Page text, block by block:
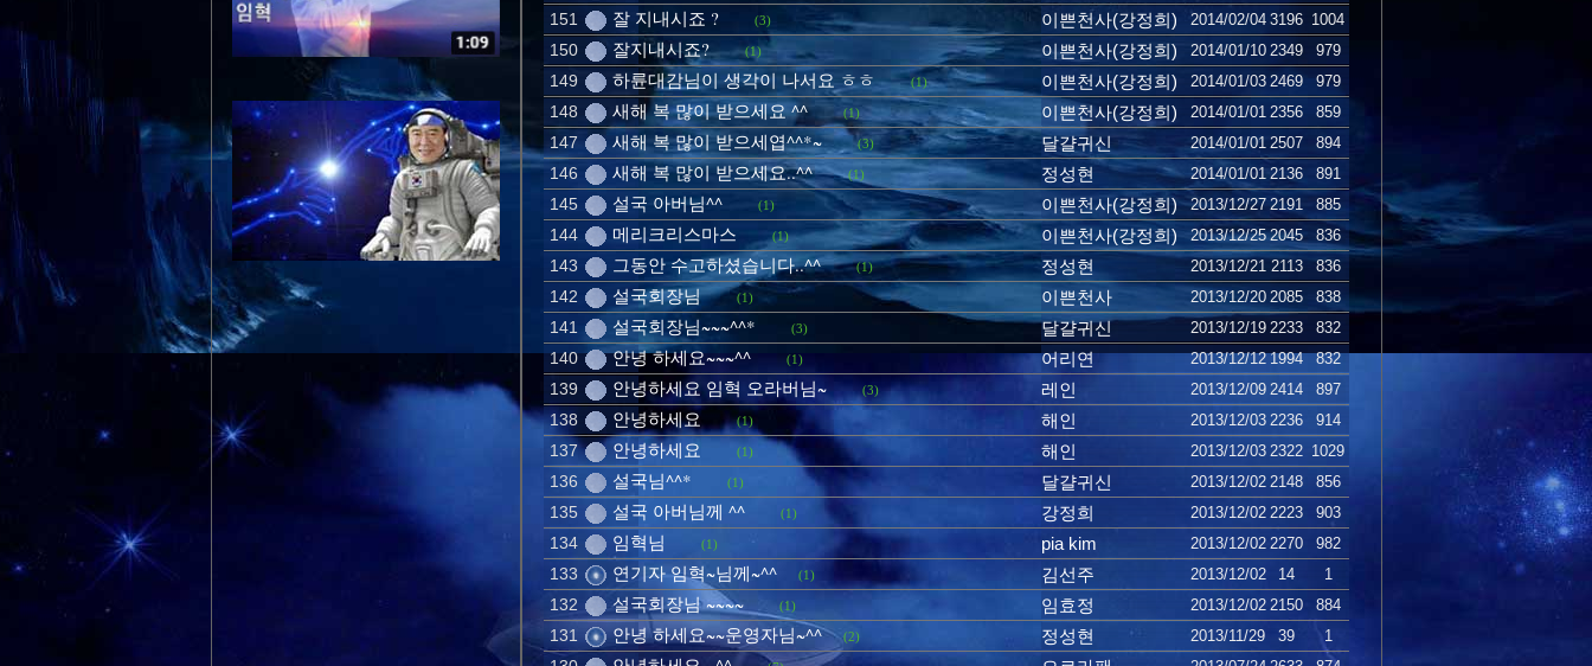
151 잘 지내시죠 ? (3) 이쁜천사(강정희) 2014/02/04 3196 1004
150 잘지내시죠? (1) 이쁜천사(강정희) 2014/01/10 2349 979
149 하륜대감님이 생각이 나서요 ㅎㅎ (1) 이쁜천사(강정희) 2014/01/03 2469 979
148 새해 복 많이 받으세요 ^^ (1) 이쁜천사(강정희) 2014/01/01 2356 859
147 새해 복 많이 받으세엽^^*~ (3) 달걀귀신 2014/01/01 2507 894
146 새해 복 많이 받으세요..^^ (1) 정성현 2014/01/01 2136 891
145 설국 아버님^^ (1) 이쁜천사(강정희) 2013/12/27 2191 885
144 메리크리스마스 (1) 이쁜천사(강정희) 2013/12/25 2045 836
143 그동안 수고하셨습니다..^^ (1) 정성현 2013/12/21 2113 836
142 설국회장님 (1) 이쁜천사 2013/12/20 2085 838
141 설국회장님~~~^^* (3) 달걀귀신 2013/12/19 2233 832
140 안녕 하세요~~~^^ (1) 어리연 2013/12/12 1994 832
139 안녕하세요 임혁 오라버님~ (3) 레인 2013/12/09 2414 897
138 안녕하세요 (1) 해인 2013/12/03 2236 914
137 안녕하세요 (1) 해인 2013/12/03 2322 1029
136 설국님^^* (1) 달걀귀신 2013/12/02 2148 856
135 설국 아버님께 ^^ (1) 강정희 2013/12/02 2223 903
134 임혁님 (1) pia kim 2013/12/02 2270 982
133 연기자 임혁~님께~^^ (1) 김선주 2013/12/02 14 1
132 설국회장님 ~~~~ (1) 임효정 2013/12/02 2150 884
131 안녕 하세요~~운영자님~^^ (2) 정성현 2013/11/29 39 1